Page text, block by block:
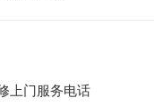
上门服务电话